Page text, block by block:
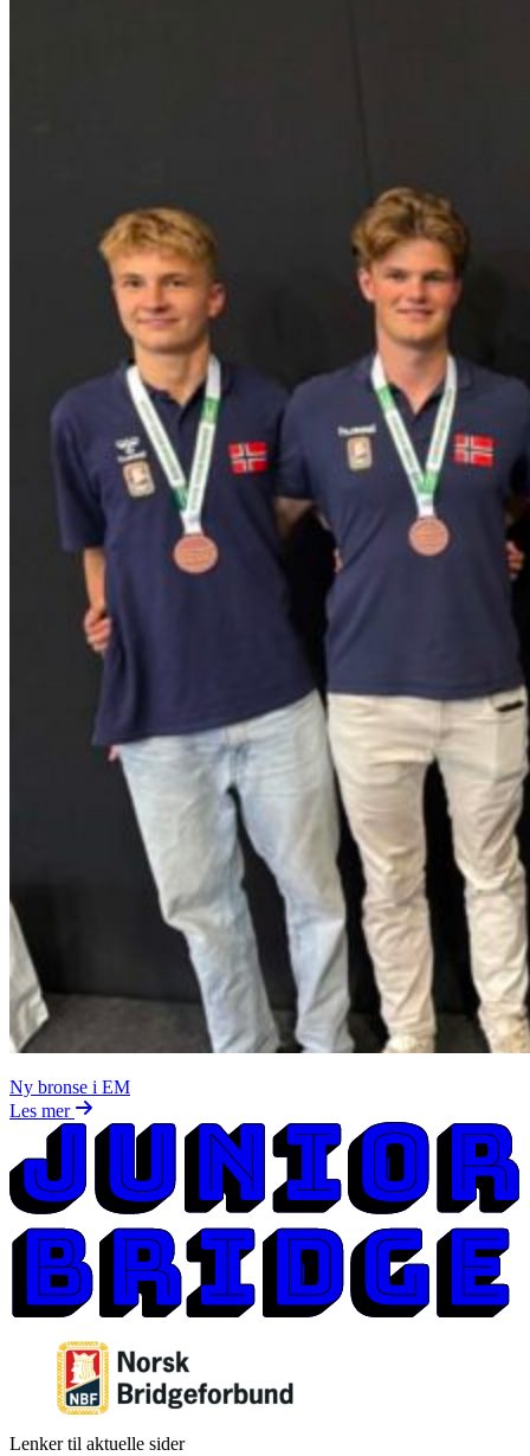
Ny bronse i EM
Les mer
Lenker til aktuelle sider